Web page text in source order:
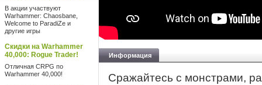
В акции участвуют
Warhammer: Chaosbane,
Welcome to ParadiZe и
другие игры
Скидки на Warhammer
40,000: Rogue Trader!
Отличная CRPG по
Warhammer 40,000!
Информация
Сражайтесь с монстрами,